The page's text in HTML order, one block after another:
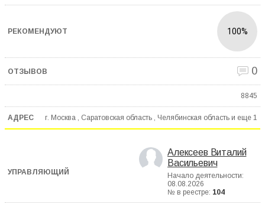
100%
0
8845
г. Москва , Саратовская область , Челябинская область и еще 1
Алексеев Виталий
Васильевич
Начало деятельности:
08.08.2026
№ в реестре: 104